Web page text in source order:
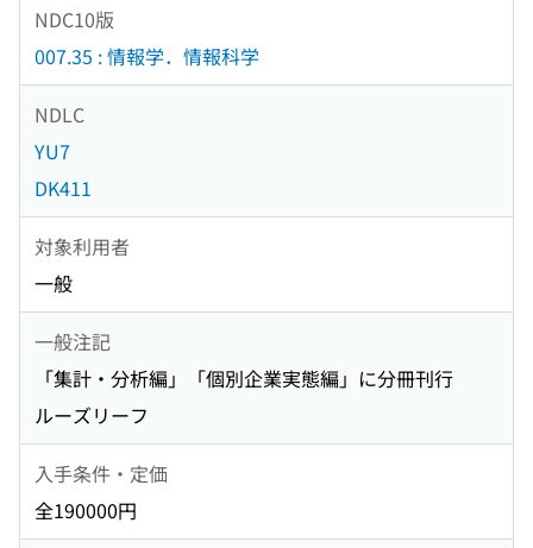
NDC10版
007.35 : 情報学．情報科学
NDLC
YU7
DK411
対象利用者
一般
一般注記
「集計・分析編」「個別企業実態編」に分冊刊行
ルーズリーフ
入手条件・定価
全190000円